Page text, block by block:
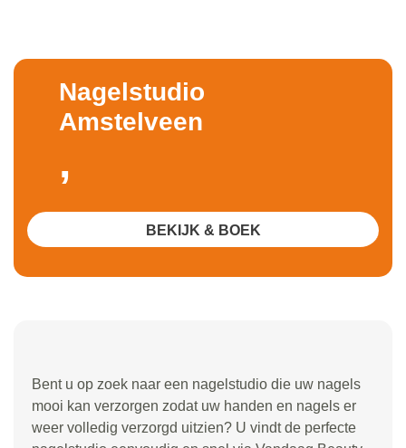
Bent u op zoek naar een nagelstudio die uw nagels
mooi kan verzorgen zodat uw handen en nagels er
weer volledig verzorgd uitzien? U vindt de perfecte
Nagelstudio
Amstelveen
,
BEKIJK & BOEK